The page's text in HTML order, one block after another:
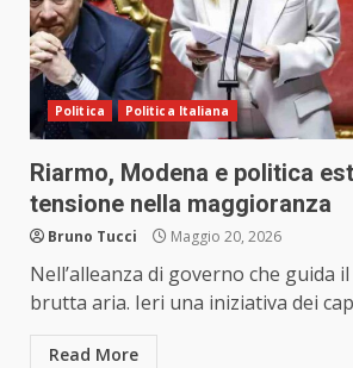
Politica Politica Italiana
Riarmo, Modena e politica
tensione nella maggioranza
Bruno Tucci Maggio 20, 2026
Nell’alleanza di governo che guida
brutta aria. Ieri una iniziativa dei
Read More